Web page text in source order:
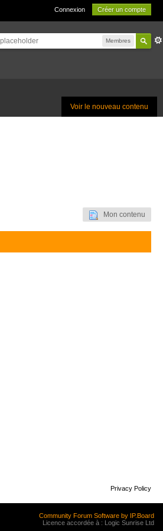
Connexion Créer un compte
Membres
Voir le nouveau contenu
Mon contenu
Privacy Policy
Community Forum Software by IP.Board
Licence accordée à : Logic Sunrise Ltd